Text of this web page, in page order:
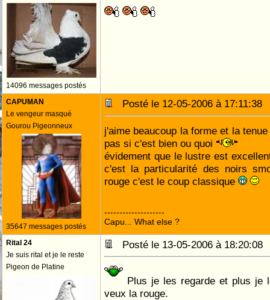
14096 messages postés
CAPUMAN
Le vengeur masqué
Gourou Pigeonneux
35647 messages postés
Posté le 12-05-2006 à
j'aime beaucoup la forme et la
pas si c'est bien ou quoi
évidement que le lustre est
c'est la particularité des noirs
rouge c'est le coup classique
--------------------
Capu... What else ?
Rital 24
Je suis rital et je le reste
Pigeon de Platine
Posté le 13-05-2006 à
Plus je les regarde et plus je
veux la rouge.